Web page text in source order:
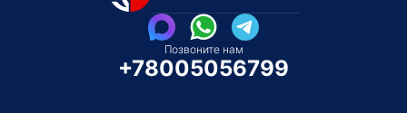
Позвоните нам
+78005056799